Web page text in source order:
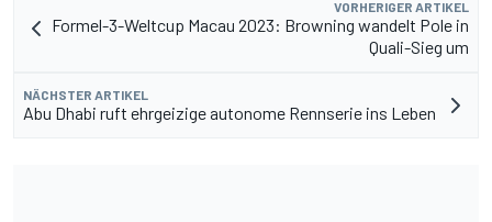
VORHERIGER ARTIKEL
Formel-3-Weltcup Macau 2023: Browning wandelt Pole in
Quali-Sieg um
NÄCHSTER ARTIKEL
Abu Dhabi ruft ehrgeizige autonome Rennserie ins Leben